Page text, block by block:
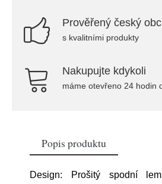
Prověřený český
s kvalitními produkty
Nakupujte kdykoli
máme otevřeno 24 hodin
Popis produktu
Design: Prošitý spodní